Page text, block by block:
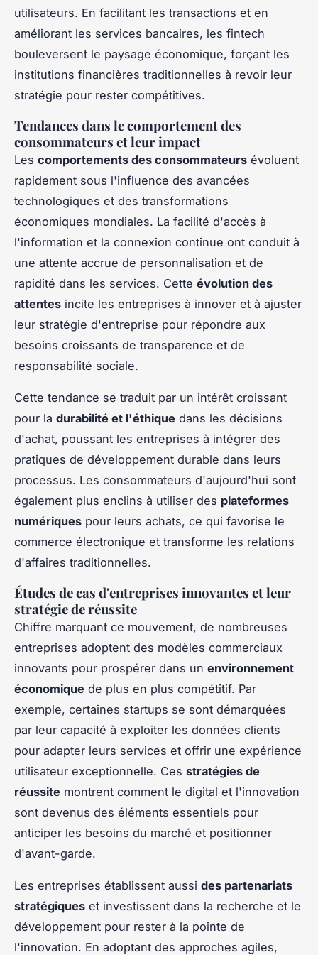
utilisateurs. En facilitant les transactions et en
améliorant les services bancaires, les fintech
bouleversent le paysage économique, forçant les
institutions financières traditionnelles à revoir leur
stratégie pour rester compétitives.
Tendances dans le comportement des
consommateurs et leur impact
Les comportements des consommateurs évoluent
rapidement sous l'influence des avancées
technologiques et des transformations
économiques mondiales. La facilité d'accès à
l'information et la connexion continue ont conduit à
une attente accrue de personnalisation et de
rapidité dans les services. Cette évolution des
attentes incite les entreprises à innover et à ajuster
leur stratégie d'entreprise pour répondre aux
besoins croissants de transparence et de
responsabilité sociale.
Cette tendance se traduit par un intérêt croissant
pour la durabilité et l'éthique dans les décisions
d'achat, poussant les entreprises à intégrer des
pratiques de développement durable dans leurs
processus. Les consommateurs d'aujourd'hui sont
également plus enclins à utiliser des plateformes
numériques pour leurs achats, ce qui favorise le
commerce électronique et transforme les relations
d'affaires traditionnelles.
Études de cas d'entreprises innovantes et leur
stratégie de réussite
Chiffre marquant ce mouvement, de nombreuses
entreprises adoptent des modèles commerciaux
innovants pour prospérer dans un environnement
économique de plus en plus compétitif. Par
exemple, certaines startups se sont démarquées
par leur capacité à exploiter les données clients
pour adapter leurs services et offrir une expérience
utilisateur exceptionnelle. Ces stratégies de
réussite montrent comment le digital et l'innovation
sont devenus des éléments essentiels pour
anticiper les besoins du marché et positionner
d'avant-garde.
Les entreprises établissent aussi des partenariats
stratégiques et investissent dans la recherche et le
développement pour rester à la pointe de
l'innovation. En adoptant des approches agiles,